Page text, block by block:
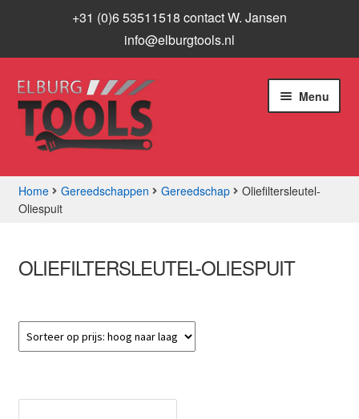
+31 (0)6 53511518 contact W. Jansen
info@elburgtools.nl
Ga
door
naar
navigatie
Ga
naar
inhoud
Menu
Assortiment
Aanbiedingen
Contact
Home Gereedschappen Gereedschap
Oliefiltersleutel-
Oliespuit
OLIEFILTERSLEUTEL-OLIESPUIT